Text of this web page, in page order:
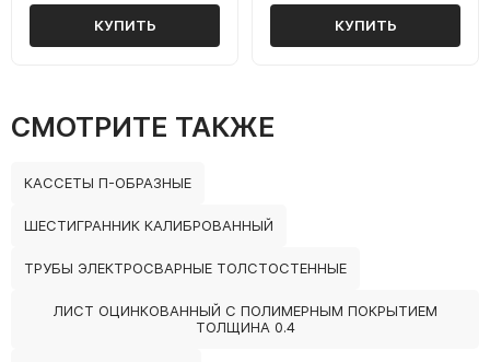
КУПИТЬ КУПИТЬ
СМОТРИТЕ ТАКЖЕ
КАССЕТЫ П-ОБРАЗНЫЕ
ШЕСТИГРАННИК КАЛИБРОВАННЫЙ
ТРУБЫ ЭЛЕКТРОСВАРНЫЕ ТОЛСТОСТЕННЫЕ
ЛИСТ ОЦИНКОВАННЫЙ С ПОЛИМЕРНЫМ ПОКРЫТИЕМ
ТОЛЩИНА 0.4